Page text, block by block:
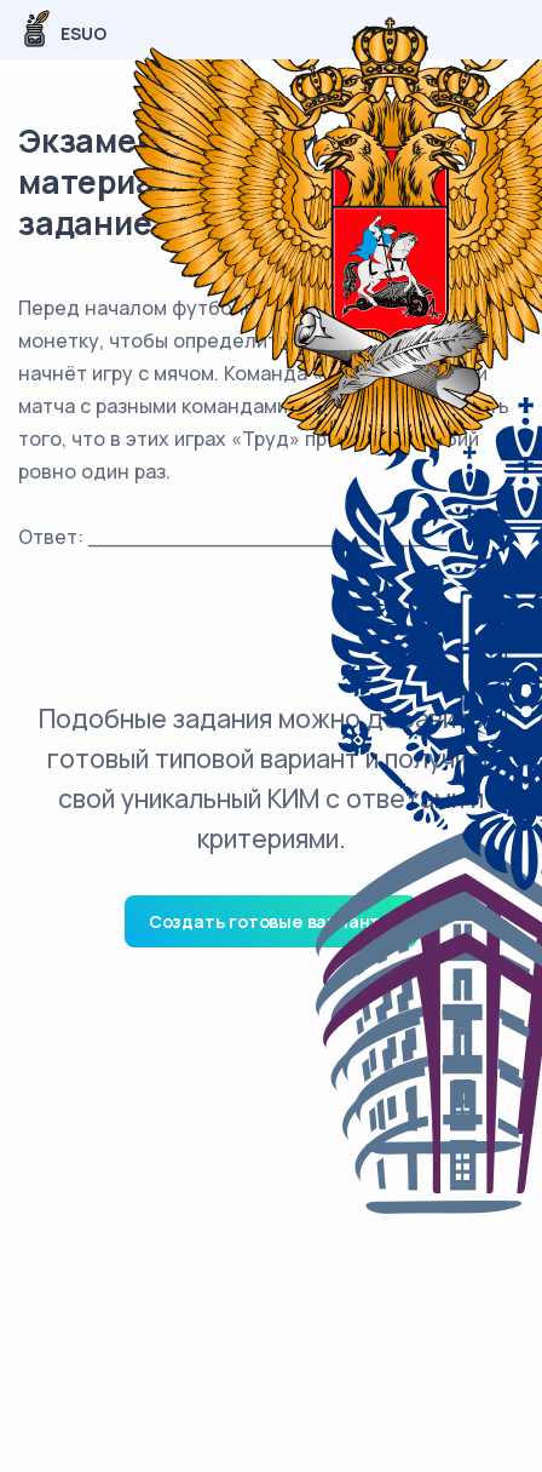
ESUO
Экзаменационный (типовой)
материал ЕГЭ / профиль / 04
задание / 47
Перед началом футбольного матча судья бросает
монетку, чтобы определить, какая из команд
начнёт игру с мячом. Команда «Труд» играет три
матча с разными командами. Найдите вероятность
того, что в этих играх «Труд» проиграет жребий
ровно один раз.
Ответ: ___________________________.
Подобные задания можно добавить в
готовый типовой вариант и получить
свой уникальный КИМ с ответами и
критериями.
Создать готовые варианты